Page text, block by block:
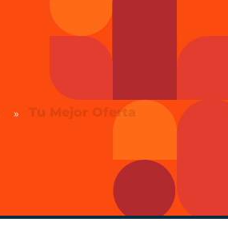
Tu Mejor Oferta